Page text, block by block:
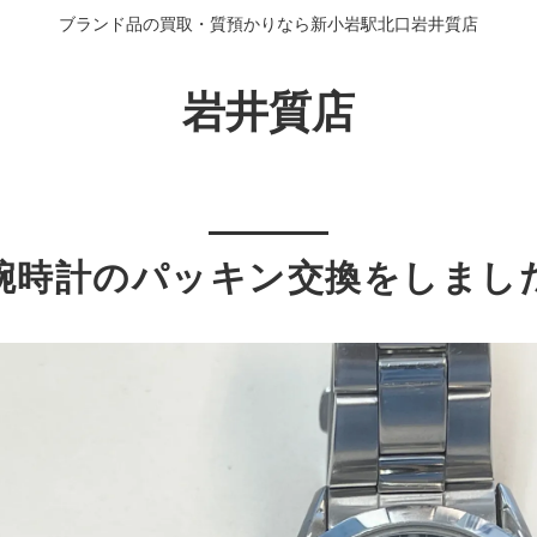
ブランド品の買取・質預かりなら新小岩駅北口岩井質店
岩井質店
時計のパッキン交換をしまし